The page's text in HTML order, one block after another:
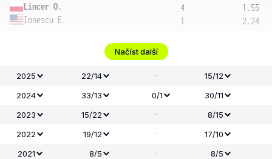
Lincer O.
Ionescu E.
4
1
1.55
2.24
Načíst další
2025 22/14 -
15/12
2024
33/13 0/1
30/11
2023
15/22 - 8/15
2022
19/12 - 17/10
2021
8/5 - 8/5